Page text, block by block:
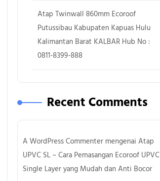
Atap Twinwall 860mm Ecoroof
Putussibau Kabupaten Kapuas Hulu
Kalimantan Barat KALBAR Hub No :
0811-8399-888
Recent Comments
A WordPress Commenter mengenai Atap
UPVC SL – Cara Pemasangan Ecoroof UPVC
Single Layer yang Mudah dan Anti Bocor